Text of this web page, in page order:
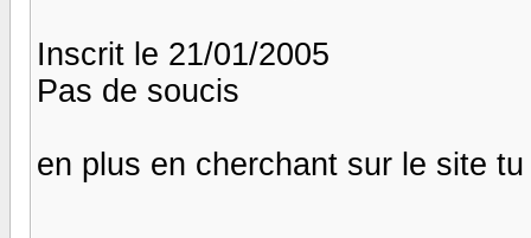
Inscrit le 21/01/2005
Pas de soucis
en plus en cherchant sur le site